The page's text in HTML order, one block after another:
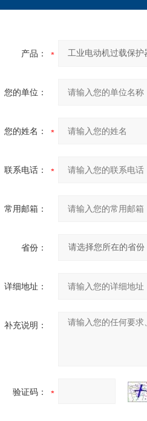
产品：
您的单位：
您的姓名：
联系电话：
常用邮箱：
省份：
详细地址：
补充说明：
验证码：